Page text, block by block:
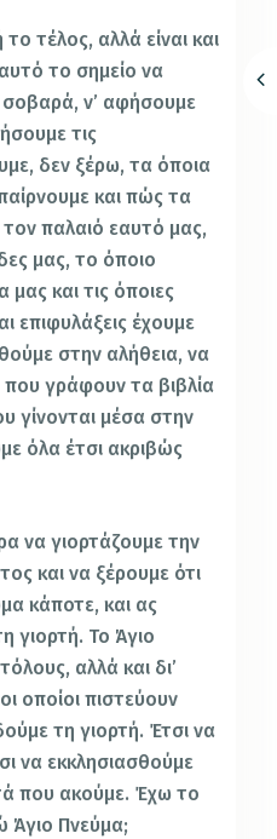
τέλος, αλλά είναι και
το σημείο να
ν’ αφήσουμε
τις
δεν ξέρω, τα όποια
και πώς τα
παλαιό εαυτό μας,
μας, το όποιο
και τις όποιες
επιφυλάξεις έχουμε
στην αλήθεια, να
γράφουν τα βιβλία
γίνονται μέσα στην
όλα έτσι ακριβώς
να γιορτάζουμε την
και να ξέρουμε ότι
κάποτε, και ας
γιορτή. Το Άγιο
αλλά και δι’
οποίοι πιστεύουν
τη γιορτή. Έτσι να
να εκκλησιασθούμε
που ακούμε. Έχω το
Άγιο Πνεύμα;